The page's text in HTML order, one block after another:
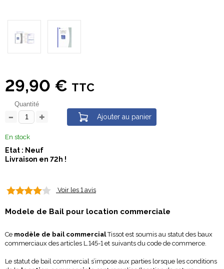
29,90 € TTC
Quantité
Ajouter au panier
En stock
Etat : Neuf
Livraison en 72h !
Voir les 1 avis
Modele de Bail pour location commerciale
Ce modèle de bail commercialTissot est soumis au statut des baux
commerciaux des articles L.145-1 et suivants du code de commerce.
Le statut de bail commercial s’impose aux parties lorsque les conditions